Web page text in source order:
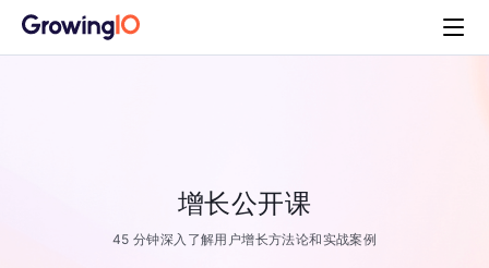
增长公开课
45 分钟深入了解用户增长方法论和实战案例